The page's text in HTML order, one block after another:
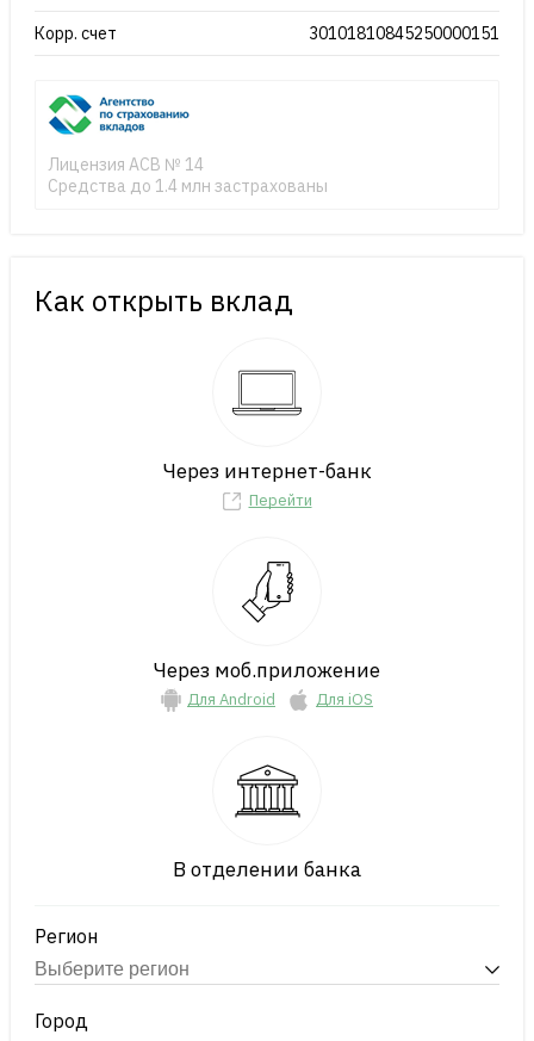
Корр. счет 30101810845250000151
Лицензия АСВ № 14
Средства до 1.4 млн застрахованы
Как открыть вклад
Через интернет-банк
Перейти
Через моб.приложение
Для Android Для iOS
В отделении банка
Регион
Город